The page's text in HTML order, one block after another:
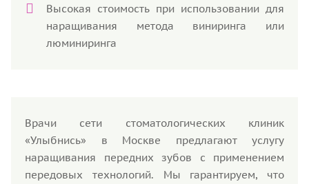
Высокая стоимость при использовании для
наращивания метода виниринга или
люминиринга
Врачи сети стоматологических клиник
«Улыбнись» в Москве предлагают услугу
наращивания передних зубов с применением
передовых технологий. Мы гарантируем, что